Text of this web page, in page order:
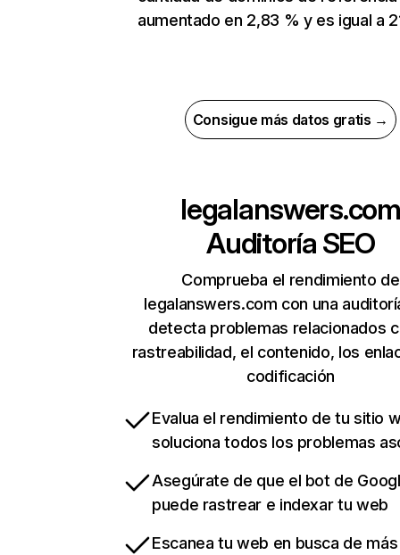
aumentado en 2,83 % y es igual a
Consigue más datos gratis →
legalanswers.com
Auditoría SEO
Comprueba el rendimiento de
legalanswers.com con una
detecta problemas relacionados
rastreabilidad, el contenido, los
codificación
Evalua el rendimiento de tu sitio
soluciona todos los problemas
Asegúrate de que el bot de
puede rastrear e indexar tu web
Escanea tu web en busca de